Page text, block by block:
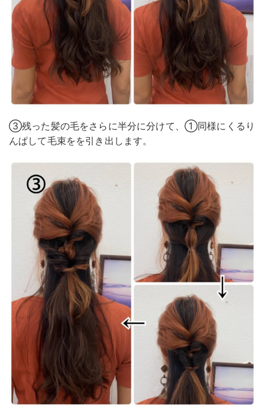
③残った髪の毛をさらに半分に分けて、①同様にくるり
んぱして毛束をを引き出します。